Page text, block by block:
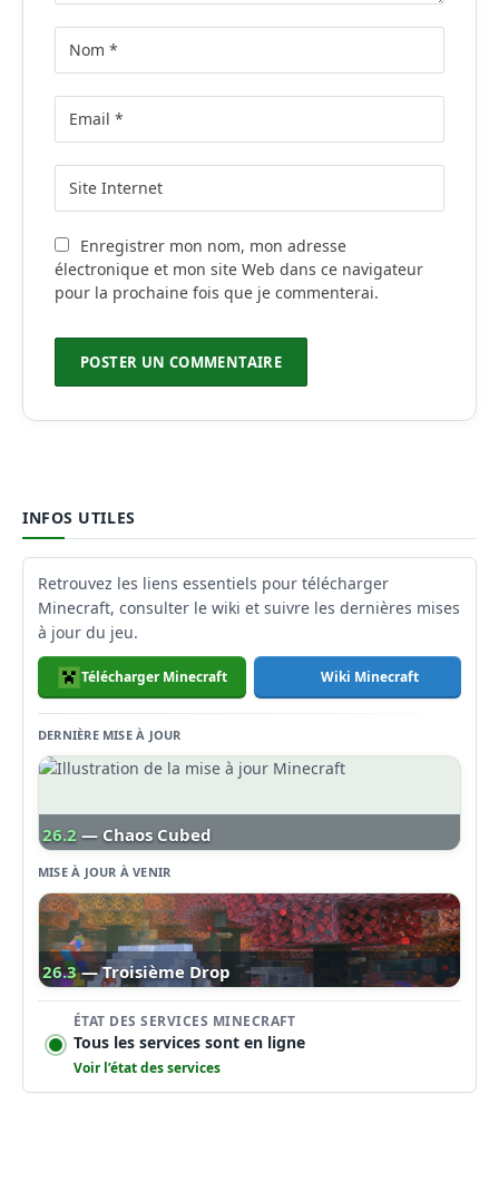
Enregistrer mon nom, mon adresse
électronique et mon site Web dans ce navigateur
pour la prochaine fois que je commenterai.
INFOS UTILES
Retrouvez les liens essentiels pour télécharger
Minecraft, consulter le wiki et suivre les dernières mises
à jour du jeu.
Télécharger Minecraft Wiki Minecraft
DERNIÈRE MISE À JOUR
26.2 — Chaos Cubed
MISE À JOUR À VENIR
26.3 — Troisième Drop
ÉTAT DES SERVICES MINECRAFT
Tous les services sont en ligne
Voir l’état des services